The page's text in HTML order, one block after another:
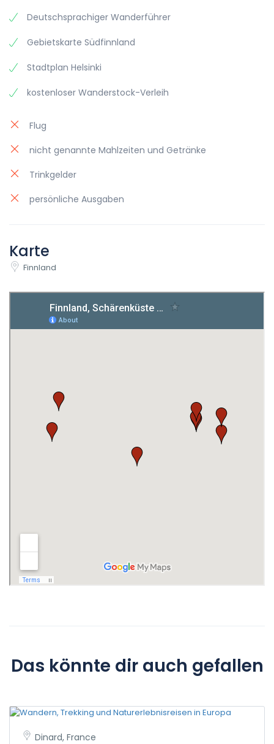
Deutschsprachiger Wanderführer
Gebietskarte Südfinnland
Stadtplan Helsinki
kostenloser Wanderstock-Verleih
Flug
nicht genannte Mahlzeiten und Getränke
Trinkgelder
persönliche Ausgaben
Karte
Finnland
Das könnte dir auch gefallen
Dinard, France